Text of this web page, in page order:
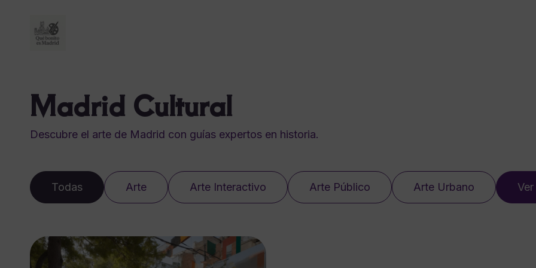
Madrid Cultural
Descubre el arte de Madrid con guías expertos en historia.
Todas Arte Arte Interactivo Arte Público Arte Urbano